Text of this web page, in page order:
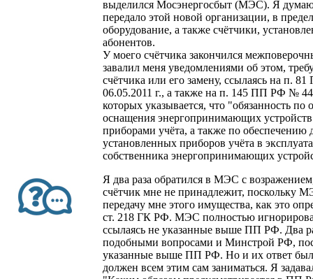
выделился Мосэнергосбыт (МЭС). Я
передало этой новой организации, в
оборудование, а также счётчики,
абонентов.
У моего счётчика закончился
завалил меня уведомлениями об этом,
счётчика или его замену, ссылаясь на п.
06.05.2011 г., а также на п. 145 ПП РФ №
которых указывается, что "обязанность по
оснащения энергопринимающих устройств
приборами учёта, а также по обеспечению
установленных приборов учёта в
собственника энергопринимающих
Я два раза обратился в МЭС с возражением,
счётчик мне не принадлежит, поскольку
передачу мне этого имущества, как это
ст. 218 ГК РФ. МЭС полностью
ссылаясь не указанные выше ПП РФ. Два
подобными вопросами и Минстрой РФ,
указанные выше ПП РФ. Но и их ответ был
должен всем этим сам заниматься. Я